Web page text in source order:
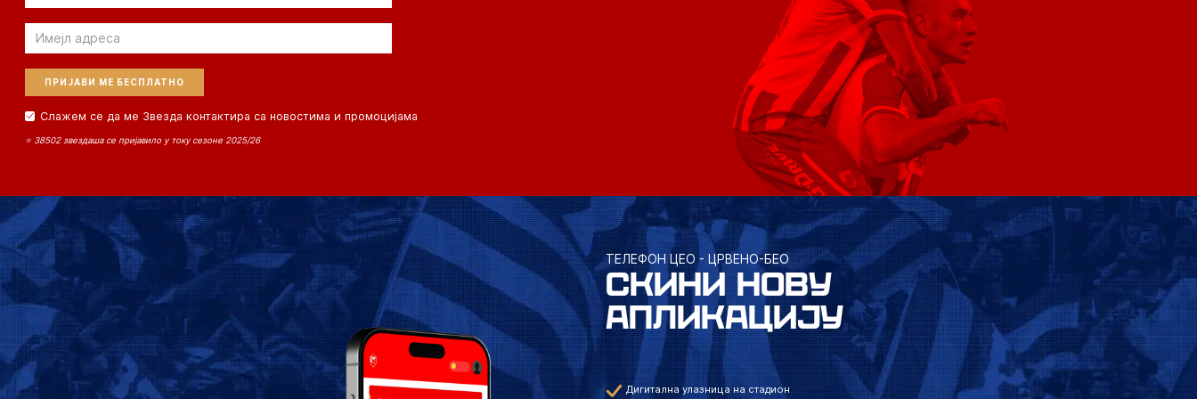
Email
Слажем се да ме Звезда контактира са новостима и промоцијама
⭐ 38502 звездаша се пријавило у току сезоне 2025/26
ТЕЛЕФОН ЦЕО - ЦРВЕНО-БЕО
СКИНИ НОВУ
АПЛИКАЦИЈУ
Дигитална улазница на стадион